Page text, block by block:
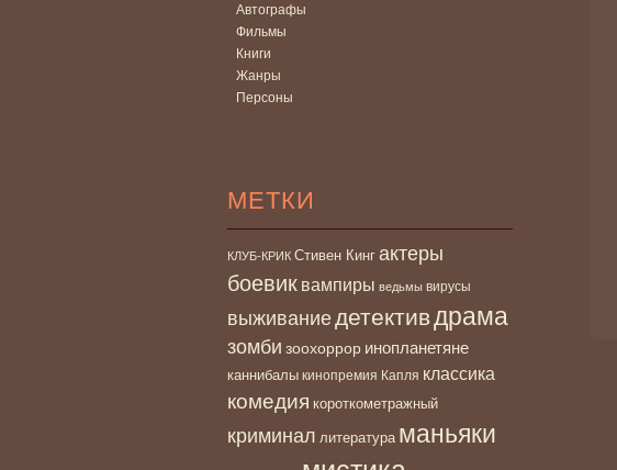
Автографы
Фильмы
Книги
Жанры
Персоны
МЕТКИ
КЛУБ-КРИК Стивен Кинг актеры
боевик вампиры ведьмы вирусы
выживаниедетективдрама
зомби зоохоррор инопланетяне
каннибалы кинопремия Капля классика
комедия короткометражный
криминал литература маньяки